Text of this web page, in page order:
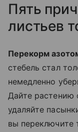
Пять
листьев
Перекорм
стебель стал
немедленно
Дайте растению
удаляйте
вы переключите